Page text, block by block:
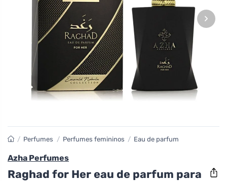
›
/ Perfumes / Perfumes femininos / Eau de parfum
Azha Perfumes
Raghad for Her eau de parfum para